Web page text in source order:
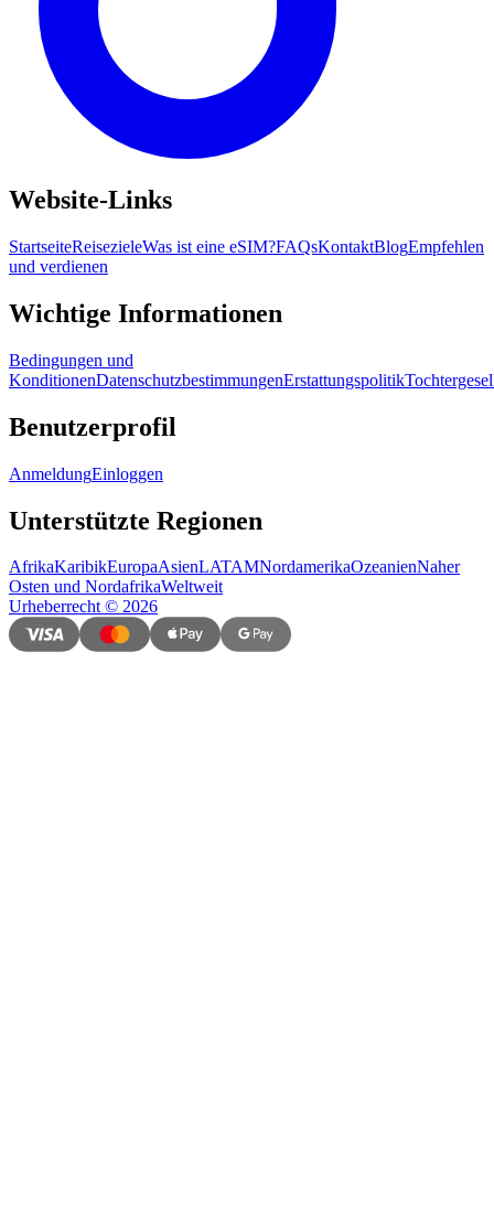
Website-Links
StartseiteReisezieleWas ist eine eSIM?FAQsKontaktBlogEmpfehlen
und verdienen
Wichtige Informationen
Bedingungen und
KonditionenDatenschutzbestimmungenErstattungspolitik
Benutzerprofil
AnmeldungEinloggen
Unterstützte Regionen
AfrikaKaribikEuropaAsienLATAMNordamerikaOzeanienNaher
Osten und NordafrikaWeltweit
Urheberrecht© 2026